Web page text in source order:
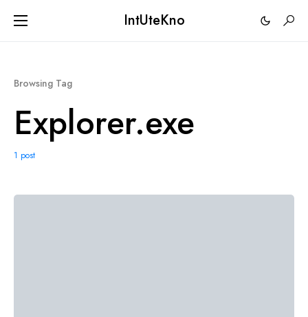
IntUteKno
Browsing Tag
Explorer.exe
1 post